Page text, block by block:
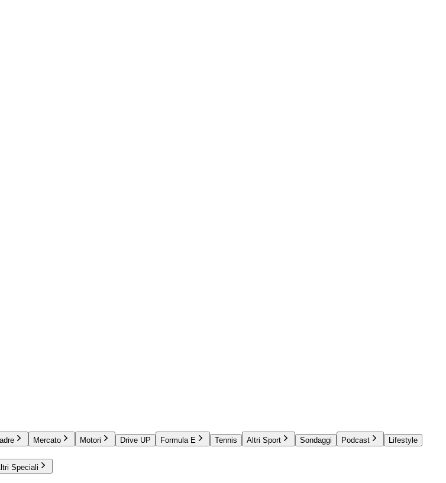
Mercato Motori Drive UP Formula E Tennis Altri Sport Sondaggi Podcast
Lifestyle
Speciali